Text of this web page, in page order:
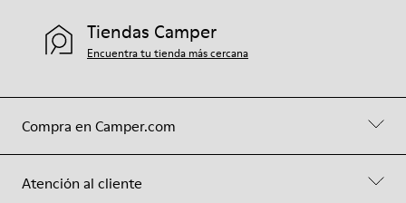
Compra en Camper.com
Atención al cliente
Tiendas Camper
Encuentra tu tienda más cercana